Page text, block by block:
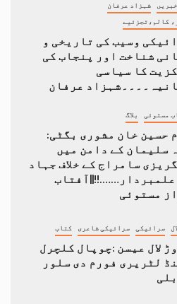
شہزاد عرفان
کالم،تجزئیے
وسیب کی تاریخی و
شناخت اور پنجاب کی
کا سیاسی
عرفان
مستوئی بلاگ
حسین خان مشوری بگٹی:
سلیمان کے دامن میں
سامراج کے خلاف جہاد
علمبردار…….!!||آفتاب
مستوئی
سرائیکی سرائیکی شاعری کتاب
لال عیسن :چوپال کلچرل
لٹریری فورم دی سلور